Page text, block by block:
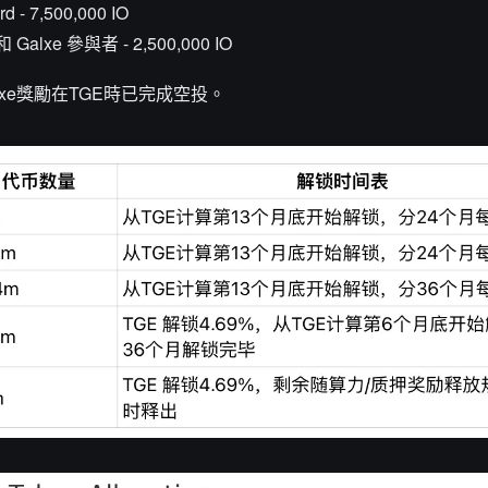
- 7,500,000 IO
Galxe 參與者 - 2,500,000 IO
獎勵在TGE時已完成空投。